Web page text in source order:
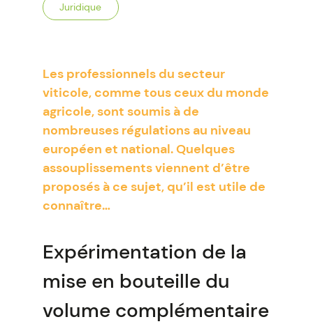
Juridique
Les professionnels du secteur
viticole, comme tous ceux du monde
agricole, sont soumis à de
nombreuses régulations au niveau
européen et national. Quelques
assouplissements viennent d’être
proposés à ce sujet, qu’il est utile de
connaître…
Expérimentation de la
mise en bouteille du
volume complémentaire